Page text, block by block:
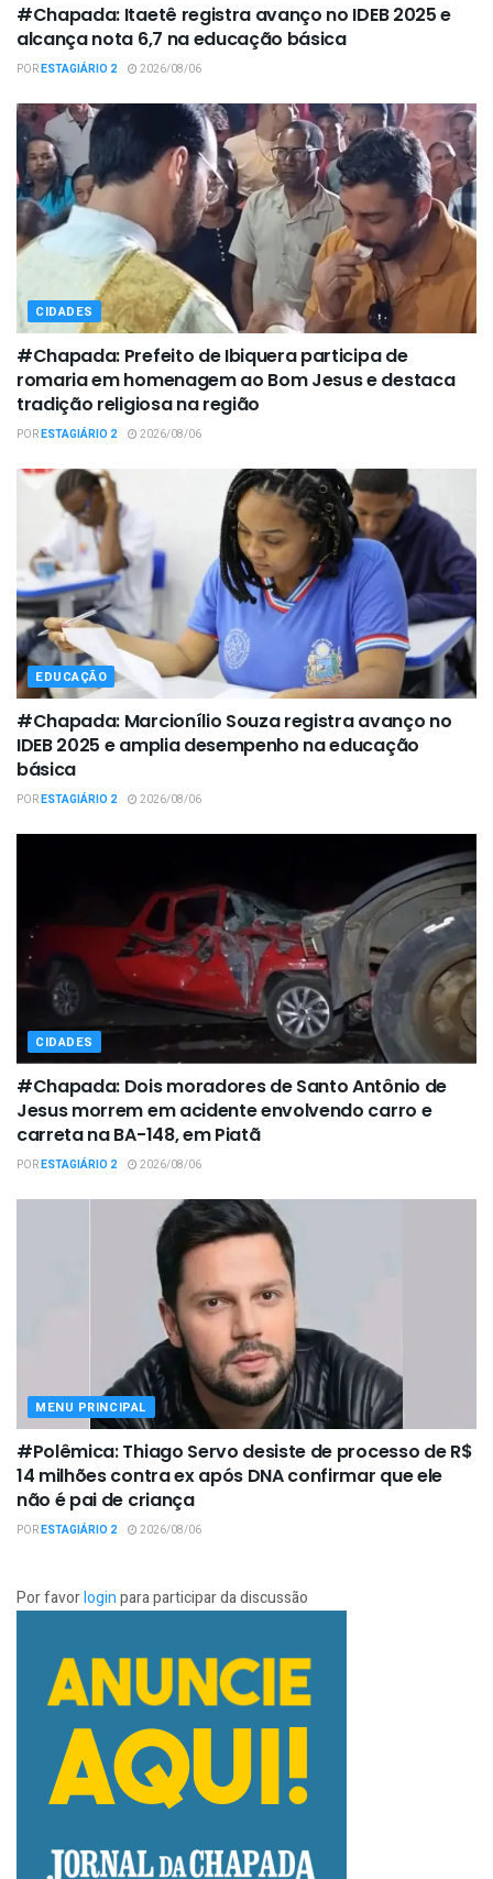
#Chapada: Itaetê registra avanço no IDEB 2025 e
alcança nota 6,7 na educação básica
PORESTAGIÁRIO 2 2026/08/06
CIDADES
#Chapada: Prefeito de Ibiquera participa de
romaria em homenagem ao Bom Jesus e destaca
tradição religiosa na região
PORESTAGIÁRIO 2 2026/08/06
EDUCAÇÃO
#Chapada: Marcionílio Souza registra avanço no
IDEB 2025 e amplia desempenho na educação
básica
PORESTAGIÁRIO 2 2026/08/06
CIDADES
#Chapada: Dois moradores de Santo Antônio de
Jesus morrem em acidente envolvendo carro e
carreta na BA-148, em Piatã
PORESTAGIÁRIO 2 2026/08/06
MENU PRINCIPAL
#Polêmica: Thiago Servo desiste de processo de R$
14 milhões contra ex após DNA confirmar que ele
não é pai de criança
PORESTAGIÁRIO 2 2026/08/06
Por favorloginpara participar da discussão